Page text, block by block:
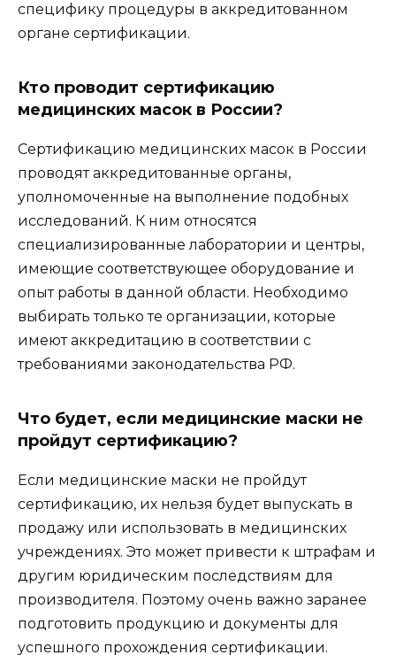
специфику процедуры в аккредитованном
органе сертификации.
Кто проводит сертификацию
медицинских масок в России?
Сертификацию медицинских масок в России
проводят аккредитованные органы,
уполномоченные на выполнение подобных
исследований. К ним относятся
специализированные лаборатории и центры,
имеющие соответствующее оборудование и
опыт работы в данной области. Необходимо
выбирать только те организации, которые
имеют аккредитацию в соответствии с
требованиями законодательства РФ.
Что будет, если медицинские маски не
пройдут сертификацию?
Если медицинские маски не пройдут
сертификацию, их нельзя будет выпускать в
продажу или использовать в медицинских
учреждениях. Это может привести к штрафам и
другим юридическим последствиям для
производителя. Поэтому очень важно заранее
подготовить продукцию и документы для
успешного прохождения сертификации.